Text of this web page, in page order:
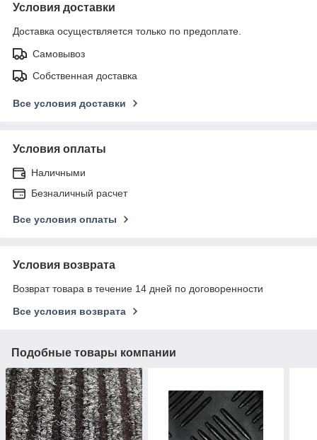
Условия доставки
Доставка осуществляется только по предоплате.
Самовывоз
Собственная доставка
Все условия доставки
Условия оплаты
Наличными
Безналичный расчет
Все условия оплаты
Условия возврата
Возврат товара в течение 14 дней по договоренности
Все условия возврата
Подобные товары компании